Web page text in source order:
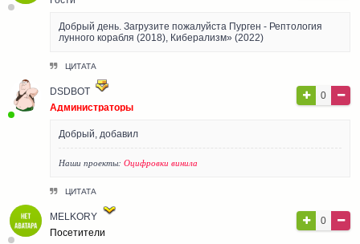
Добрый день. Загрузите пожалуйста Пурген - Рептология
лунного корабля (2018), Киберализм» (2022)
ЦИТАТА
DSDBOT
Администраторы
0
Добрый, добавил
Наши проекты: Оцифровки винила
ЦИТАТА
MELKORY
Посетители
0